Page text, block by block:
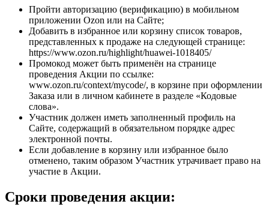
Пройти авторизацию (верификацию) в мобильном
приложении Ozon или на Сайте;
Добавить в избранное или корзину список товаров,
представленных к продаже на следующей странице:
https://www.ozon.ru/highlight/huawei-1018405/
Промокод может быть применён на странице
проведения Акции по ссылке:
www.ozon.ru/context/mycode/, в корзине при оформлении
Заказа или в личном кабинете в разделе «Кодовые
слова».
Участник должен иметь заполненный профиль на
Сайте, содержащий в обязательном порядке адрес
электронной почты.
Если добавление в корзину или избранное было
отменено, таким образом Участник утрачивает право на
участие в Акции.
Сроки проведения акции: